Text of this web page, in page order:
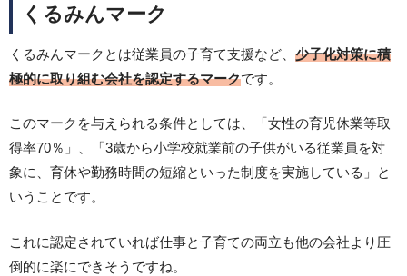
くるみんマーク
くるみんマークとは従業員の子育て支援など、 少子化対策に積
極的に取り組む会社を認定するマークです。
このマークを与えられる条件としては、「女性の育児休業等取
得率70％」、「3歳から小学校就業前の子供がいる従業員を対
象に、育休や勤務時間の短縮といった制度を実施している」と
いうことです。
これに認定されていれば仕事と子育ての両立も他の会社より圧
倒的に楽にできそうですね。